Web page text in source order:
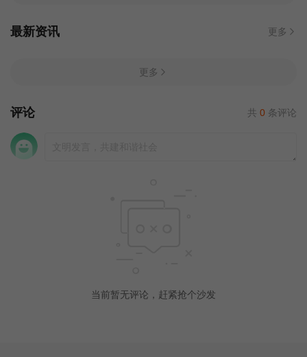
最新资讯 更多
更多
评论 共 0 条评论
当前暂无评论，赶紧抢个沙发